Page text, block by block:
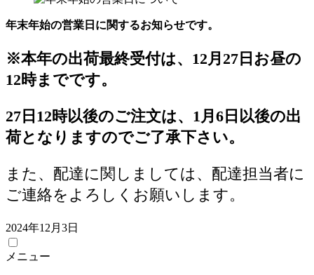
年末年始の営業日に関するお知らせです。
※本年の出荷最終受付は、12月27日お昼の
12時までです。
27日12時以後のご注文は、1月6日以後の出
荷となりますのでご了承下さい。
また、配達に関しましては、配達担当者に
ご連絡をよろしくお願いします。
2024年12月3日
メニュー